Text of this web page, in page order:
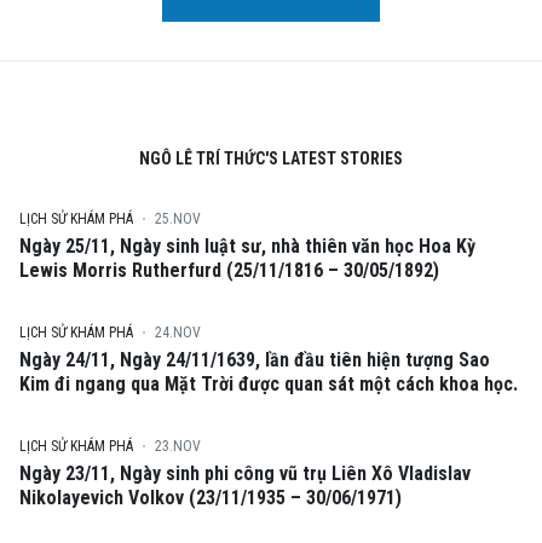
NGÔ LÊ TRÍ THỨC'S LATEST STORIES
LỊCH SỬ KHÁM PHÁ 25.NOV
Ngày 25/11, Ngày sinh luật sư, nhà thiên văn học Hoa Kỳ
Lewis Morris Rutherfurd (25/11/1816 – 30/05/1892)
LỊCH SỬ KHÁM PHÁ 24.NOV
Ngày 24/11, Ngày 24/11/1639, lần đầu tiên hiện tượng Sao
Kim đi ngang qua Mặt Trời được quan sát một cách khoa học.
LỊCH SỬ KHÁM PHÁ 23.NOV
Ngày 23/11, Ngày sinh phi công vũ trụ Liên Xô Vladislav
Nikolayevich Volkov (23/11/1935 – 30/06/1971)